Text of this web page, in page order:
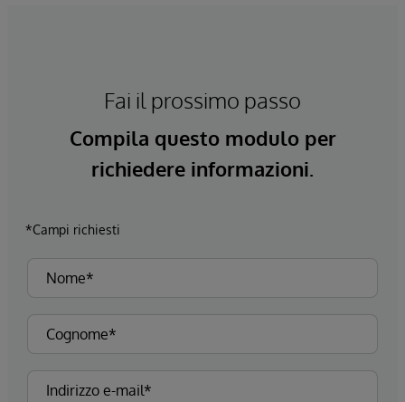
Fai il prossimo passo
Compila questo modulo per
richiedere informazioni.
*Campi richiesti